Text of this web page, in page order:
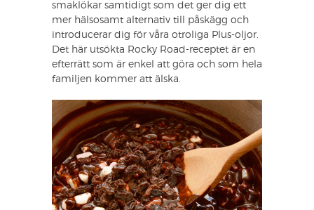
smaklökar samtidigt som det ger dig ett
mer hälsosamt alternativ till påskägg och
introducerar dig för våra otroliga Plus-oljor.
Det här utsökta Rocky Road-receptet är en
efterrätt som är enkel att göra och som hela
familjen kommer att älska.